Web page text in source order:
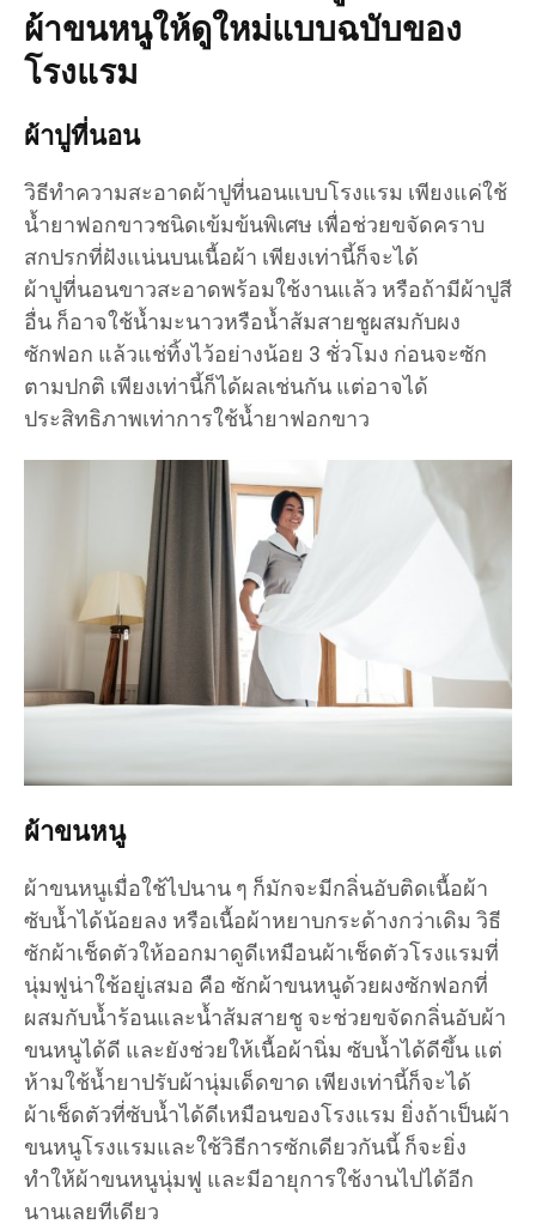
ผ้าขนหนูให้ดูใหม่แบบฉบับของ
โรงแรม
ผ้าปูที่นอน
วิธีทำความสะอาดผ้าปูที่นอนแบบโรงแรม เพียงแค่ใช้
น้ำยาฟอกขาวชนิดเข้มข้นพิเศษ เพื่อช่วยขจัดคราบ
สกปรกที่ฝังแน่นบนเนื้อผ้า เพียงเท่านี้ก็จะได้
ผ้าปูที่นอนขาวสะอาดพร้อมใช้งานแล้ว หรือถ้ามีผ้าปูสี
อื่น ก็อาจใช้น้ำมะนาวหรือน้ำส้มสายชูผสมกับผง
ซักฟอก แล้วแช่ทิ้งไว้อย่างน้อย 3 ชั่วโมง ก่อนจะซัก
ตามปกติ เพียงเท่านี้ก็ได้ผลเช่นกัน แต่อาจได้
ประสิทธิภาพเท่าการใช้น้ำยาฟอกขาว
ผ้าขนหนู
ผ้าขนหนูเมื่อใช้ไปนาน ๆ ก็มักจะมีกลิ่นอับติดเนื้อผ้า
ซับน้ำได้น้อยลง หรือเนื้อผ้าหยาบกระด้างกว่าเดิม วิธี
ซักผ้าเช็ดตัวให้ออกมาดูดีเหมือนผ้าเช็ดตัวโรงแรมที่
นุ่มฟูน่าใช้อยู่เสมอ คือ ซักผ้าขนหนูด้วยผงซักฟอกที่
ผสมกับน้ำร้อนและน้ำส้มสายชู จะช่วยขจัดกลิ่นอับผ้า
ขนหนูได้ดี และยังช่วยให้เนื้อผ้านิ่ม ซับน้ำได้ดีขึ้น แต่
ห้ามใช้น้ำยาปรับผ้านุ่มเด็ดขาด เพียงเท่านี้ก็จะได้
ผ้าเช็ดตัวที่ซับน้ำได้ดีเหมือนของโรงแรม ยิ่งถ้าเป็นผ้า
ขนหนูโรงแรมและใช้วิธีการซักเดียวกันนี้ ก็จะยิ่ง
ทำให้ผ้าขนหนูนุ่มฟู และมีอายุการใช้งานไปได้อีก
นานเลยทีเดียว